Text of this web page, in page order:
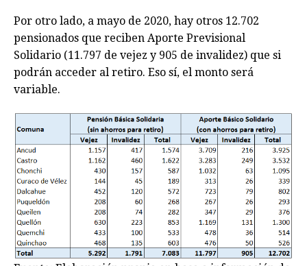
Por otro lado, a mayo de 2020, hay otros 12.702
pensionados que reciben Aporte Previsional
Solidario (11.797 de vejez y 905 de invalidez) que si
podrán acceder al retiro. Eso sí, el monto será
variable.